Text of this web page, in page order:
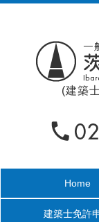
(建築
Home
建築士免許